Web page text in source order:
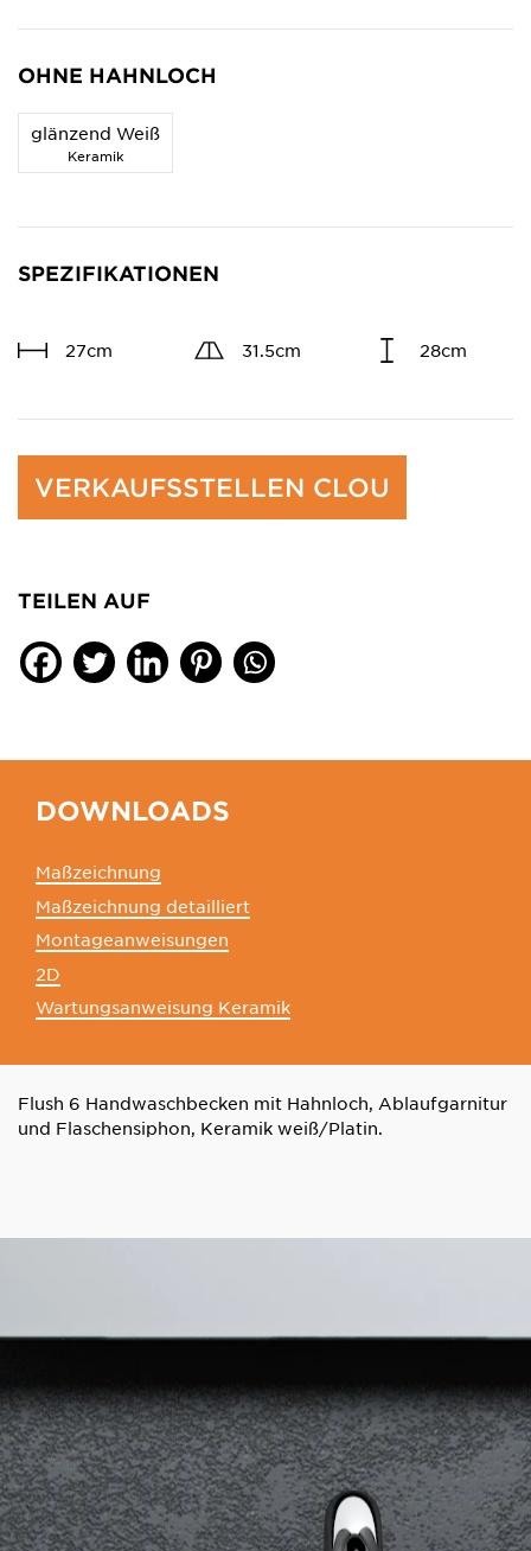
OHNE HAHNLOCH
glänzend Weiß
Keramik
SPEZIFIKATIONEN
27cm 31.5cm 28cm
VERKAUFSSTELLEN CLOU
TEILEN AUF
DOWNLOADS
Maßzeichnung
Maßzeichnung detailliert
Montageanweisungen
2D
Wartungsanweisung Keramik
Flush 6 Handwaschbecken mit Hahnloch, Ablaufgarnitur
und Flaschensiphon, Keramik weiß/Platin.